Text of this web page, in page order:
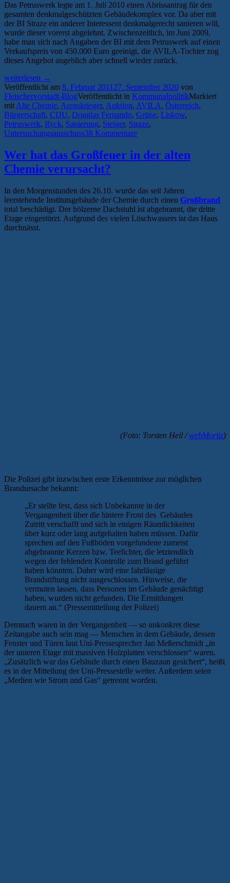
Das Petruswerk legte am 1. Juli 2010 einen Abrissantrag für den
gesamten denkmalgeschützten Gebäudekomplex vor. Da aber mit
der BI Straze ein anderer Interessent denkmalgerecht sanieren will,
wurde dieser vorerst abgelehnt. Zwischenzeitlich, im Juni 2009,
habe man sich nach Angaben der BI mit dem Petruswerk auf einen
Verkaufspreis von 450.000 Euro geeinigt, die AVILA-Tochter zog
dieses Angebot angeblich aber schnell wieder zurück.
„Die
Greifswalder
Einkaufstour
des
Immobilienmagnaten
Douglas
Fernando“
weiterlesen →
Veröffentlicht am 8. Februar 2011 27. September 2020 von
Fleischervorstadt-BlogVeröffentlicht in KommunalpolitikMarkiert
mit Alte Chemie, Arenskrieger, Auktion, AVILA, Österreich,
Bürgerschaft, CDU, Douglas Fernando, Grüne, Liskow,
Petruswerk, Ryck, Sanierung, Steiger, Straze,
Untersuchungsausschuss38 Kommentare
Wer hat das Großfeuer in der alten
Chemie verursacht?
In den Morgenstunden des 26.10. wurde das seit Jahren
leerstehende Institutsgebäude der Chemie durch einen Großbrand
total beschädigt. Der hölzerne Dachstuhl ist abgebrannt, die dritte
Etage eingestürzt. Aufgrund des vielen Löschwassers ist das Haus
durchnässt.
(Foto: Torsten Heil /webMoritz)
Die Polizei gibt inzwischen erste Erkenntnisse zur möglichen
Brandursache bekannt:
„Er stellte fest, dass sich Unbekannte in der
Vergangenheit über die hintere Front des Gebäudes
Zutritt verschafft und sich in einigen Räumlichkeiten
über kurz oder lang aufgehalten haben müssen. Dafür
sprechen auf den Fußböden vorgefundene zumeist
abgebrannte Kerzen bzw. Teelichter, die letztendlich
wegen der fehlenden Kontrolle zum Brand geführt
haben könnten. Daher wird eine fahrlässige
Brandstiftung nicht ausgeschlossen. Hinweise, die
vermuten lassen, dass Personen im Gebäude genächtigt
haben, wurden nicht gefunden. Die Ermittlungen
dauern an.“ (Pressemitteilung der Polizei)
Demnach waren in der Vergangenheit — so unkonkret diese
Zeitangabe auch sein mag — Menschen in dem Gebäude, dessen
Fenster und Türen laut Uni-Pressesprecher Jan Meßerschmidt „in
der unteren Etage mit massiven Holzplatten verschlossen“ waren.
„Zusätzlich war das Gebäude durch einen Bauzaun gesichert“, heißt
es in der Mitteilung der Uni-Pressestelle weiter. Außerdem seien
„Medien wie Strom und Gas“ getrennt worden.